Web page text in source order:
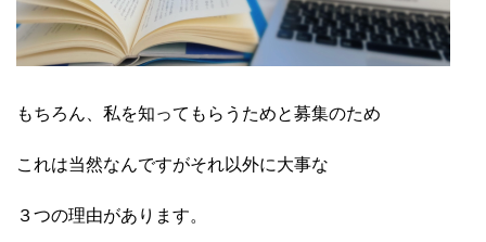
もちろん、私を知ってもらうためと募集のため
これは当然なんですがそれ以外に大事な
３つの理由があります。